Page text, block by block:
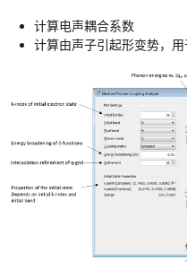
计算电声耦合系数
计算由声子引起形变势，用